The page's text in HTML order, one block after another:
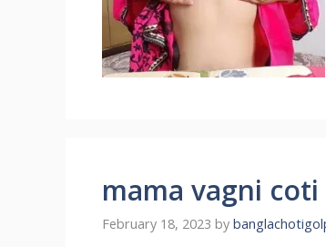
mama vagni coti
February 18, 2023 by